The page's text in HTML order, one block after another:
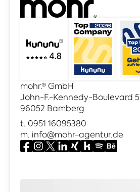
mohr.® GmbH
John-F.-Kennedy-Boulevard 5
96052 Bamberg
t. 0951 16095380
m. info@mohr-agentur.de